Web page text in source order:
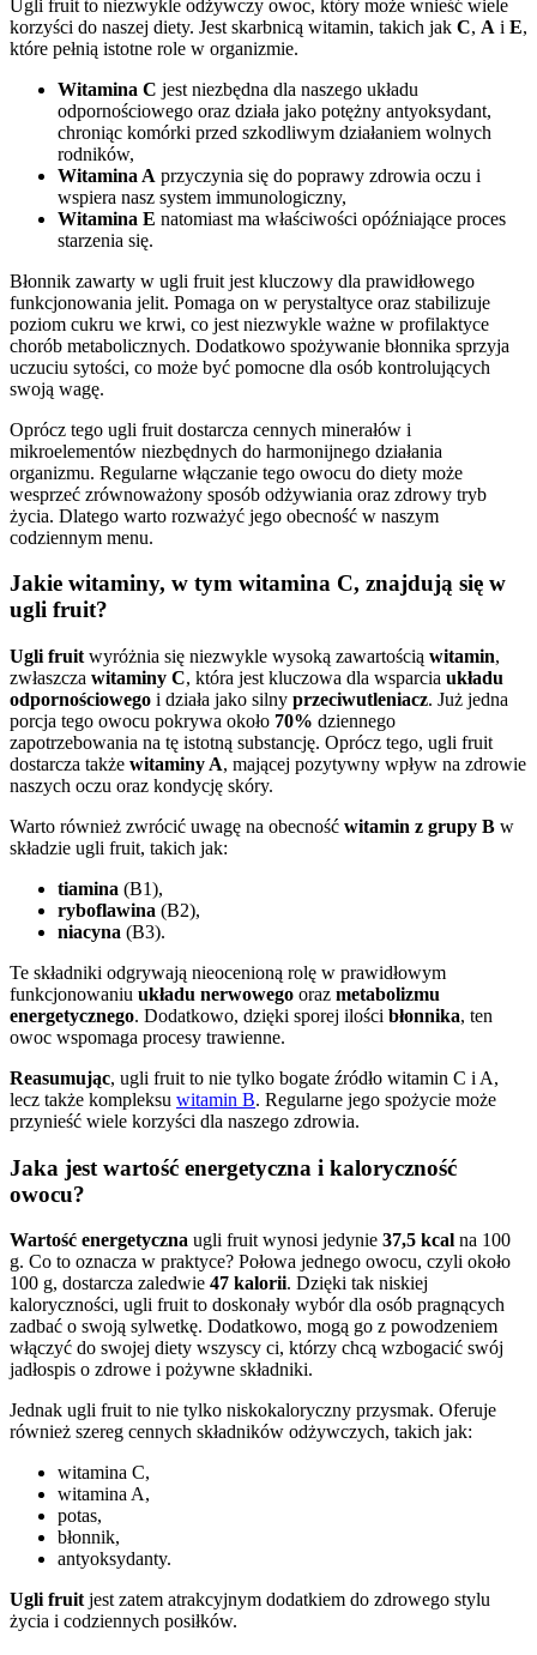
Ugli fruit to niezwykle odżywczy owoc, który może wnieść wiele
korzyści do naszej diety. Jest skarbnicą witamin, takich jak C, A i E,
które pełnią istotne role w organizmie.
Witamina C jest niezbędna dla naszego układu
odpornościowego oraz działa jako potężny antyoksydant,
chroniąc komórki przed szkodliwym działaniem wolnych
rodników,
Witamina A przyczynia się do poprawy zdrowia oczu i
wspiera nasz system immunologiczny,
Witamina E natomiast ma właściwości opóźniające proces
starzenia się.
Błonnik zawarty w ugli fruit jest kluczowy dla prawidłowego
funkcjonowania jelit. Pomaga on w perystaltyce oraz stabilizuje
poziom cukru we krwi, co jest niezwykle ważne w profilaktyce
chorób metabolicznych. Dodatkowo spożywanie błonnika sprzyja
uczuciu sytości, co może być pomocne dla osób kontrolujących
swoją wagę.
Oprócz tego ugli fruit dostarcza cennych minerałów i
mikroelementów niezbędnych do harmonijnego działania
organizmu. Regularne włączanie tego owocu do diety może
wesprzeć zrównoważony sposób odżywiania oraz zdrowy tryb
życia. Dlatego warto rozważyć jego obecność w naszym
codziennym menu.
Jakie witaminy, w tym witamina C, znajdują się w
ugli fruit?
Ugli fruit wyróżnia się niezwykle wysoką zawartością witamin,
zwłaszcza witaminy C, która jest kluczowa dla wsparcia układu
odpornościowego i działa jako silny przeciwutleniacz. Już jedna
porcja tego owocu pokrywa około 70% dziennego
zapotrzebowania na tę istotną substancję. Oprócz tego, ugli fruit
dostarcza także witaminy A, mającej pozytywny wpływ na zdrowie
naszych oczu oraz kondycję skóry.
Warto również zwrócić uwagę na obecność witamin z grupy B w
składzie ugli fruit, takich jak:
tiamina (B1),
ryboflawina (B2),
niacyna (B3).
Te składniki odgrywają nieocenioną rolę w prawidłowym
funkcjonowaniu układu nerwowego oraz metabolizmu
energetycznego. Dodatkowo, dzięki sporej ilości błonnika, ten
owoc wspomaga procesy trawienne.
Reasumując, ugli fruit to nie tylko bogate źródło witamin C i A,
lecz także kompleksu witamin B. Regularne jego spożycie może
przynieść wiele korzyści dla naszego zdrowia.
Jaka jest wartość energetyczna i kaloryczność
owocu?
Wartość energetyczna ugli fruit wynosi jedynie 37,5 kcal na 100
g. Co to oznacza w praktyce? Połowa jednego owocu, czyli około
100 g, dostarcza zaledwie 47 kalorii. Dzięki tak niskiej
kaloryczności, ugli fruit to doskonały wybór dla osób pragnących
zadbać o swoją sylwetkę. Dodatkowo, mogą go z powodzeniem
włączyć do swojej diety wszyscy ci, którzy chcą wzbogacić swój
jadłospis o zdrowe i pożywne składniki.
Jednak ugli fruit to nie tylko niskokaloryczny przysmak. Oferuje
również szereg cennych składników odżywczych, takich jak:
witamina C,
witamina A,
potas,
błonnik,
antyoksydanty.
Ugli fruitjest zatem atrakcyjnym dodatkiem do zdrowego stylu
życia i codziennych posiłków.